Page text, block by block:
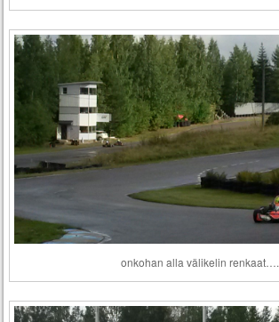
onkohan alla välikelin renkaat….